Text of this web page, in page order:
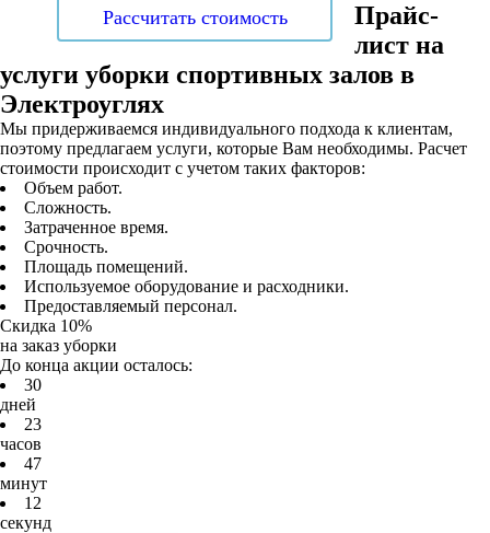
Рассчитать стоимость
Прайс-
лист на
услуги уборки спортивных залов в
Электроуглях
Мы придерживаемся индивидуального подхода к клиентам,
поэтому предлагаем услуги, которые Вам необходимы. Расчет
стоимости происходит с учетом таких факторов:
Объем работ.
Сложность.
Затраченное время.
Срочность.
Площадь помещений.
Используемое оборудование и расходники.
Предоставляемый персонал.
Скидка 10%
на заказ уборки
До конца акции осталось:
30
дней
23
часов
47
минут
1 2
секунд